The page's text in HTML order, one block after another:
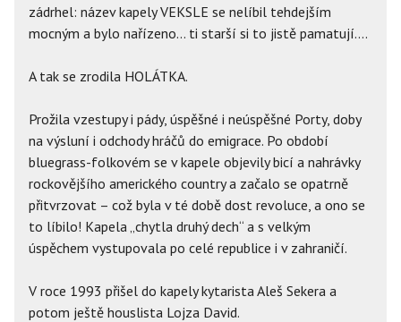
zádrhel: název kapely VEKSLE se nelíbil tehdejším
mocným a bylo nařízeno... ti starší si to jistě pamatují....
A tak se zrodila HOLÁTKA.
Prožila vzestupy i pády, úspěšné i neúspěšné Porty, doby
na výsluní i odchody hráčů do emigrace. Po období
bluegrass-folkovém se v kapele objevily bicí a nahrávky
rockovějšího amerického country a začalo se opatrně
přitvrzovat – což byla v té době dost revoluce, a ono se
to líbilo! Kapela „chytla druhý dech“ a s velkým
úspěchem vystupovala po celé republice i v zahraničí.
V roce 1993 přišel do kapely kytarista Aleš Sekera a
potom ještě houslista Lojza David.